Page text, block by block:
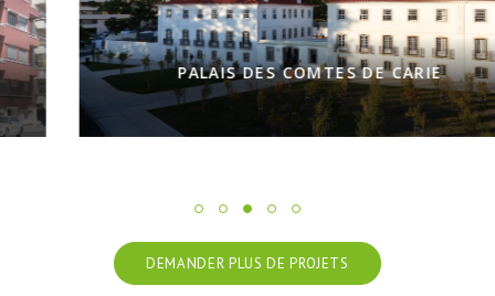
PALAIS DES COMTES DE CARIE
DEMANDER PLUS DE PROJETS